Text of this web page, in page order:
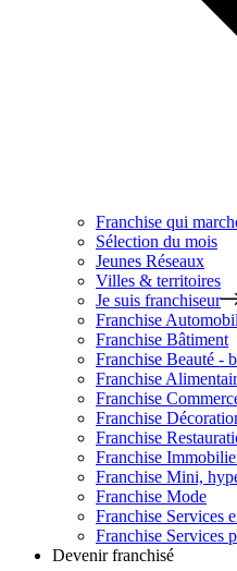
Franchise qui
Sélection du mois
Jeunes Réseaux
Villes & territoires
Je suis franchiseur
Franchise
Franchise Bâtiment
Franchise Beauté -
Franchise
Franchise
Franchise
Franchise
Franchise
Franchise Mini,
Franchise Mode
Franchise Services
Franchise Services
Devenir franchisé